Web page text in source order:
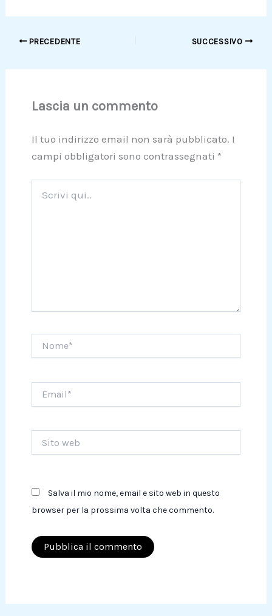
PRECEDENTE SUCCESSIVO
Lascia un commento
Il tuo indirizzo email non sarà pubblicato. I
campi obbligatori sono contrassegnati *
qui..
web
Salva il mio nome, email e sito web in questo
browser per la prossima volta che commento.